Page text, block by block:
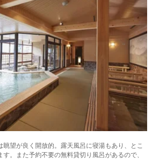
眺望が良く開放的。露天風呂に寝湯もあり、とこ
す。また予約不要の無料貸切り風呂があるので、